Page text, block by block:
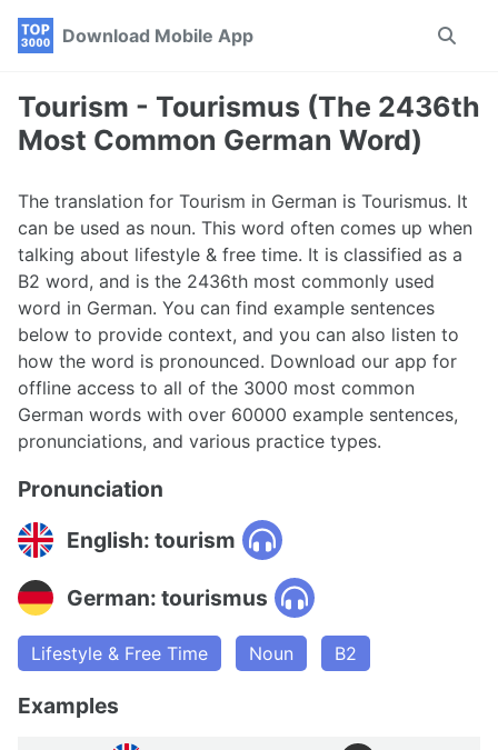
Skip
navigation
Skip
Skip
Download Mobile App
Toggle
Tourism - Tourismus (The 2436th
Most Common German Word)
The translation for Tourism in German is Tourismus. It
can be used as noun. This word often comes up when
talking about lifestyle & free time. It is classified as a
B2 word, and is the 2436th most commonly used
word in German. You can find example sentences
below to provide context, and you can also listen to
how the word is pronounced. Download our app for
offline access to all of the 3000 most common
German words with over 60000 example sentences,
pronunciations, and various practice types.
Pronunciation
English: tourism
German: tourismus
Lifestyle & Free Time Noun B2
Examples